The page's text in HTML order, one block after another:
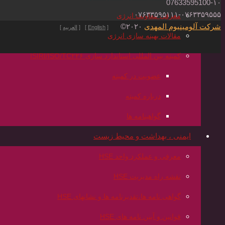
معرفی معاونت انرژی
مقالات بهینه سازی انرژی
کمیته بین المللی استاندارد سازی ISIRI/ISO/TC۲۲۶
عضویت در کمیته
درباره کمیته
گواهینامه ها
ایمنی ، بهداشت و محیط زیست
معرفی و عملکرد واحد HSE
نقشه راه مدیریت HSE
گواهی نامه ها،تقدیرنامه ها و نشانهای HSE
قوانین و آیین نامه های HSE
07633595100-۱۰
۰۷۶۳۳۵۹۵۱۱۱-۰۷۶۳۳۵۹۵۵۵
شرکت آلومینیوم المهدی
[
English
] [ العربیه ]